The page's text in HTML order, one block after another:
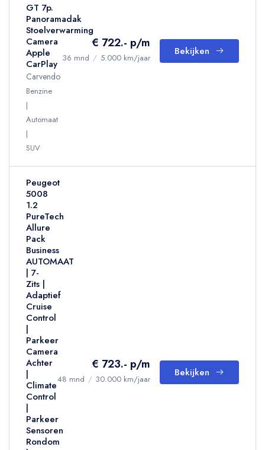
GT 7p.
Panoramadak
Stoelverwarming
Camera
Apple
CarPlay
Carvendo
Benzine
Automaat
SUV
€ 722.- p/m
36 mnd / 5.000 km/jaar
Bekijken
Peugeot
5008
1.2
PureTech
Allure
Pack
Business
AUTOMAAT
| 7-
Zits |
Adaptief
Cruise
Control
|
Parkeer
Camera
Achter
|
Climate
Control
|
Parkeer
Sensoren
Rondom
€ 723.- p/m
48 mnd / 30.000 km/jaar
Bekijken